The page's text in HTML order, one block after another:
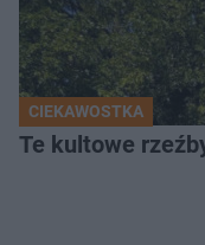
CIEKAWOSTKA
Te kultowe